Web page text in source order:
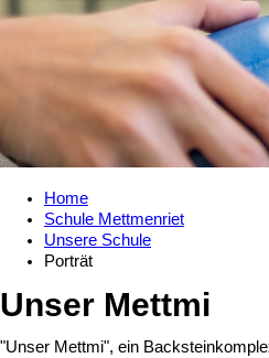
Home
Schule Mettmenriet
Unsere Schule
Porträt
Unser Mettmi
"Unser Mettmi", ein